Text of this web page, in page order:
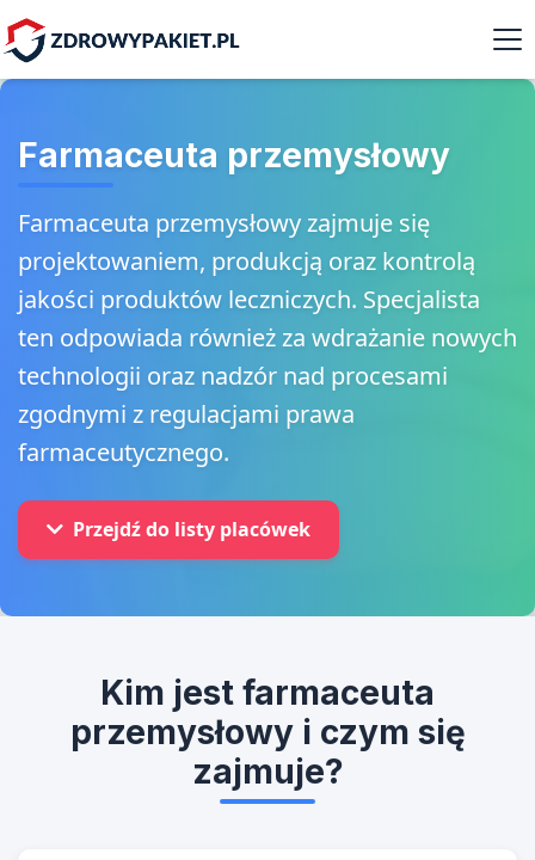
Farmaceuta przemysłowy
Farmaceuta przemysłowy zajmuje się
projektowaniem, produkcją oraz kontrolą
jakości produktów leczniczych. Specjalista
ten odpowiada również za wdrażanie nowych
technologii oraz nadzór nad procesami
zgodnymi z regulacjami prawa
farmaceutycznego.
Przejdź do listy placówek
Kim jest farmaceuta
przemysłowy i czym się
zajmuje?